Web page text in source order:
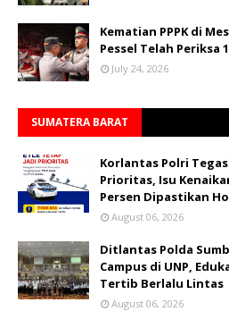
Kematian PPPK di
Pessel Telah Periksa
July 24, 2026
SUMATERA BARAT
Korlantas Polri
Prioritas, Isu
Persen Dipastikan
August 06, 2026
Ditlantas Polda
Campus di UNP,
Tertib Berlalu Lintas
August 06, 2026